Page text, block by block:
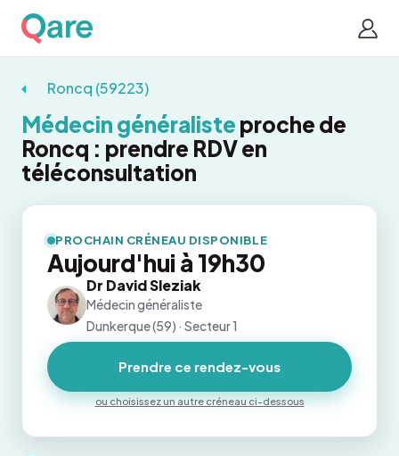
Roncq (59223)
Médecin généraliste proche de
Roncq : prendre RDV en
téléconsultation
PROCHAIN CRÉNEAU DISPONIBLE
Aujourd'hui à 19h30
Dr David Sleziak
Médecin généraliste
Dunkerque (59) · Secteur 1
Prendre ce rendez-vous
ou choisissez un autre créneau ci-dessous